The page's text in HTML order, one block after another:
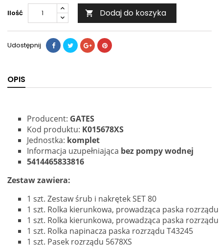
Ilość  Dodaj do koszyka
Udostępnij
OPIS
Producent: GATES
Kod produktu: K015678XS
Jednostka: komplet
Informacja uzupełniająca bez pompy wodnej
5414465833816
Zestaw zawiera:
1 szt. Zestaw śrub i nakrętek SET 80
1 szt. Rolka kierunkowa, prowadząca paska
1 szt. Rolka kierunkowa, prowadząca paska
1 szt. Rolka napinacza paska rozrządu T43245
1 szt. Pasek rozrządu 5678XS